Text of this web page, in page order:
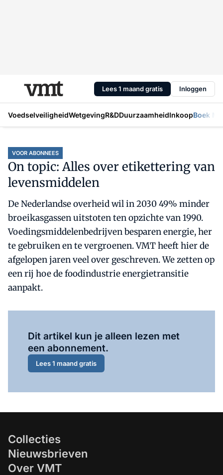
Lees 1 maand gratis Inloggen
VoedselveiligheidWetgevingR&DDuurzaamheidInkoopBoek
VOOR ABONNEES
On topic: Alles over etikettering van
levensmiddelen
De Nederlandse overheid wil in 2030 49% minder
broeikasgassen uitstoten ten opzichte van 1990.
Voedingsmiddelenbedrijven besparen energie, her
te gebruiken en te vergroenen. VMT heeft hier de
afgelopen jaren veel over geschreven. We zetten op
een rij hoe de foodindustrie energietransitie
aanpakt.
Dit artikel kun je alleen lezen met
een abonnement.
Lees 1 maand gratis
Collecties
Nieuwsbrieven
Over VMT